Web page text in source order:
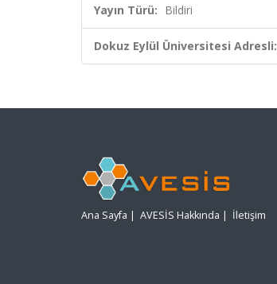
Yayın Türü: Bildiri
Dokuz Eylül Üniversitesi Adresli:
Ana Sayfa | AVESİS Hakkında | İletişim